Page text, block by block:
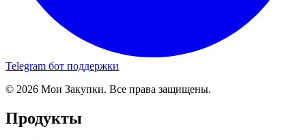
Telegram бот поддержки
© 2026 Мои Закупки. Все права защищены.
Продукты